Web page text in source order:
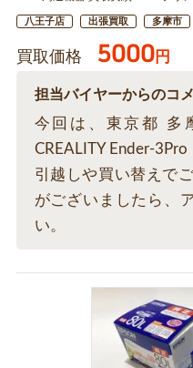
八王子店 出張買取 多摩市
買取価格 5000円
担当バイヤーからのコ
今回は、東京都 多
CREALITY Ender-
引越しや買い替えで
がございましたら、
い。